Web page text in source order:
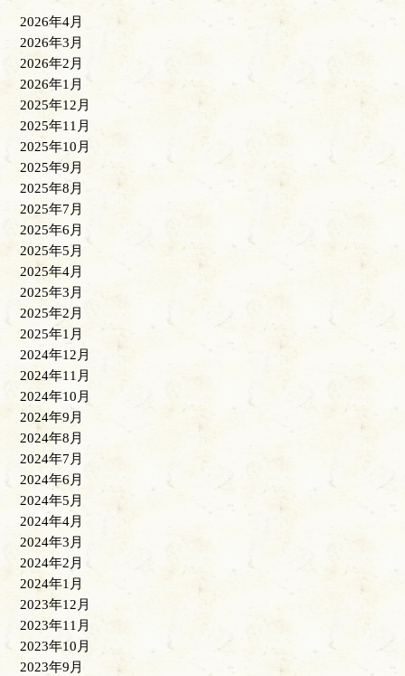
2026年4月
2026年3月
2026年2月
2026年1月
2025年12月
2025年11月
2025年10月
2025年9月
2025年8月
2025年7月
2025年6月
2025年5月
2025年4月
2025年3月
2025年2月
2025年1月
2024年12月
2024年11月
2024年10月
2024年9月
2024年8月
2024年7月
2024年6月
2024年5月
2024年4月
2024年3月
2024年2月
2024年1月
2023年12月
2023年11月
2023年10月
2023年9月